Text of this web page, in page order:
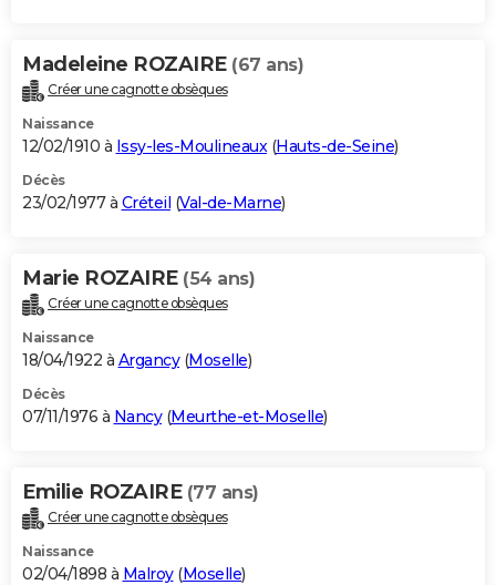
Madeleine ROZAIRE (67 ans)
Créer une cagnotte obsèques
Naissance
12/02/1910 à Issy-les-Moulineaux(Hauts-de-Seine)
Décès
23/02/1977 à Créteil (Val-de-Marne)
Marie ROZAIRE (54 ans)
Créer une cagnotte obsèques
Naissance
18/04/1922 à Argancy(Moselle)
Décès
07/11/1976 à Nancy(Meurthe-et-Moselle)
Emilie ROZAIRE (77 ans)
Créer une cagnotte obsèques
Naissance
02/04/1898 à Malroy(Moselle)